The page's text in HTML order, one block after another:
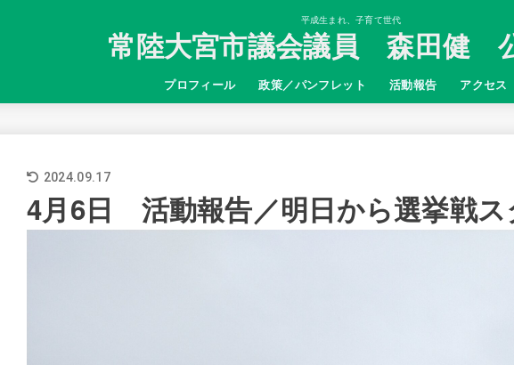
平成生まれ、子育て世代
常陸大宮市議会議員 森田健
プロフィール 政策／パンフレット 活動報告 アクセス
2024.09.17
4月6日 活動報告／明日から選挙戦ス